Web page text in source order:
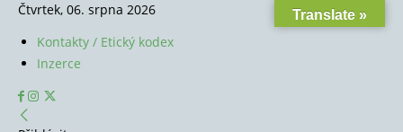
Čtvrtek, 06. srpna 2026
Kontakty / Etický kodex
Inzerce
Translate »